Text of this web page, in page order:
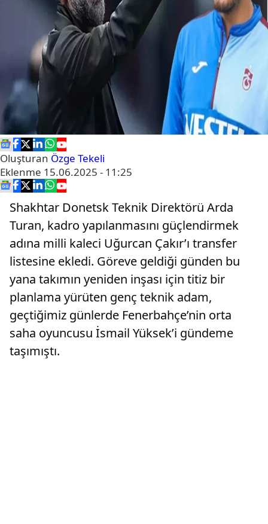
Oluşturan Özge Tekeli
Eklenme 15.06.2025 - 11:25
Shakhtar Donetsk Teknik Direktörü Arda
Turan, kadro yapılanmasını güçlendirmek
adına milli kaleci Uğurcan Çakır’ı transfer
listesine ekledi. Göreve geldiği günden bu
yana takımın yeniden inşası için titiz bir
planlama yürüten genç teknik adam,
geçtiğimiz günlerde Fenerbahçe’nin orta
saha oyuncusu İsmail Yüksek’i gündeme
taşımıştı.